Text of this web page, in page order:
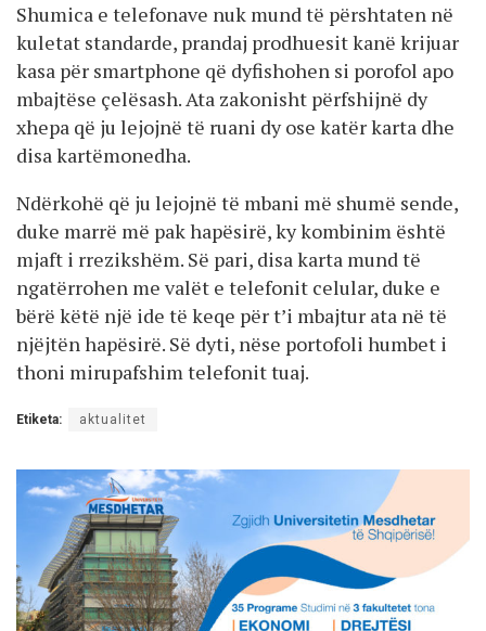
Shumica e telefonave nuk mund të përshtaten në
kuletat standarde, prandaj prodhuesit kanë krijuar
kasa për smartphone që dyfishohen si porofol apo
mbajtëse çelësash. Ata zakonisht përfshijnë dy
xhepa që ju lejojnë të ruani dy ose katër karta dhe
disa kartëmonedha.
Ndërkohë që ju lejojnë të mbani më shumë sende,
duke marrë më pak hapësirë, ky kombinim është
mjaft i rrezikshëm. Së pari, disa karta mund të
ngatërrohen me valët e telefonit celular, duke e
bërë këtë një ide të keqe për t’i mbajtur ata në të
njëjtën hapësirë. Së dyti, nëse portofoli humbet i
thoni mirupafshim telefonit tuaj.
Etiketa: aktualitet